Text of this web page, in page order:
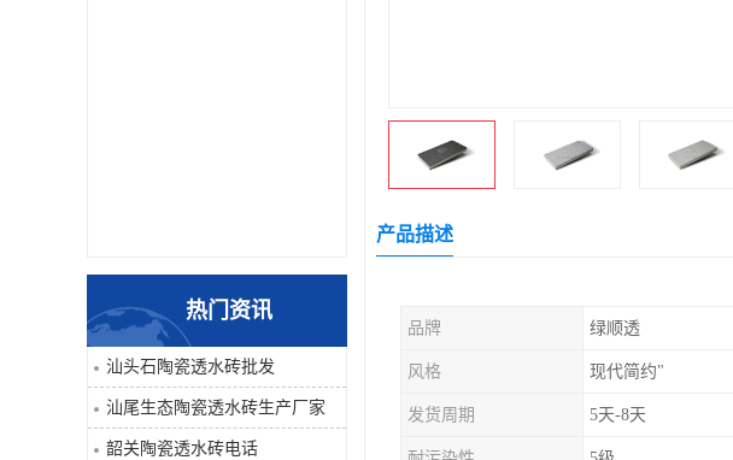
热门资讯
汕头石陶瓷透水砖批发
汕尾生态陶瓷透水砖生产厂家
韶关陶瓷透水砖电话
产品描述
品牌 绿顺透
风格 现代简约"
发货周期 5天-8天